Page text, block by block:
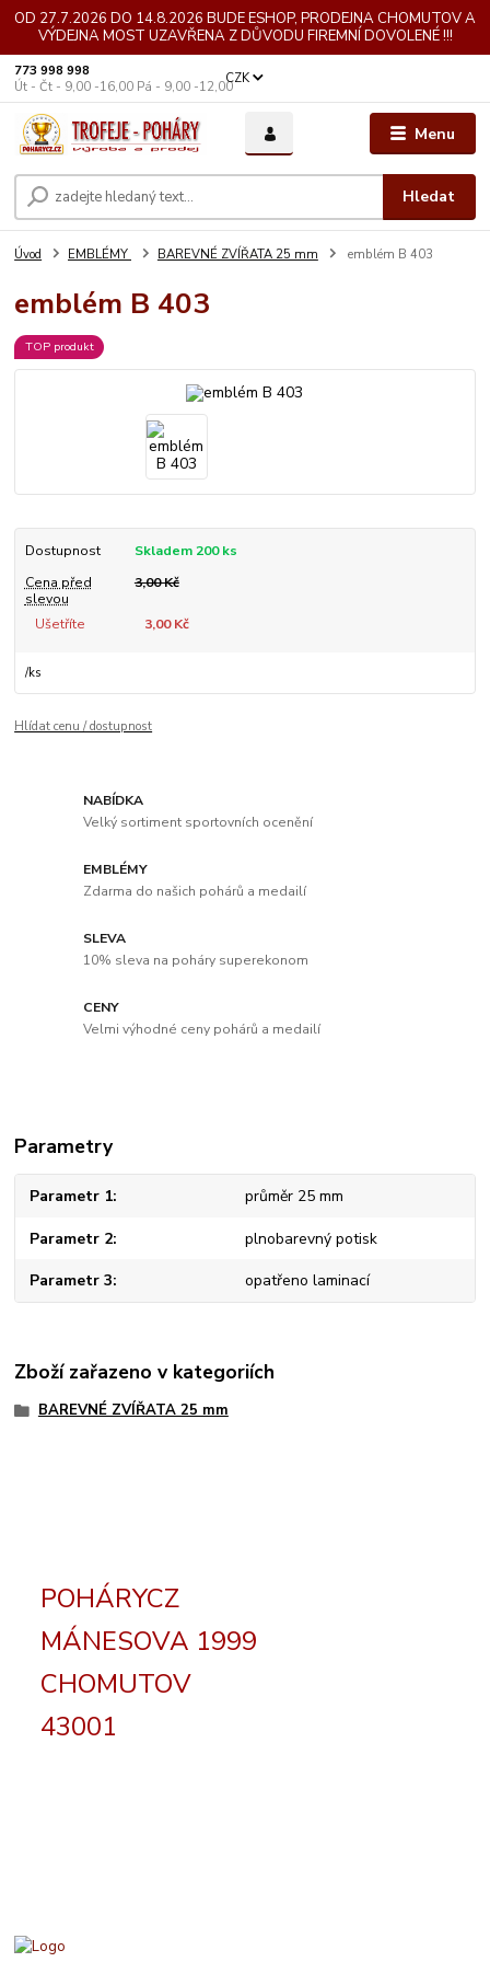
OD 27.7.2026 DO 14.8.2026 BUDE ESHOP, PRODEJNA CHOMUTOV A
VÝDEJNA MOST UZAVŘENA Z DŮVODU FIREMNÍ DOVOLENÉ !!!
Menu
CZK
Hledat
773 998 998
Út - Čt - 9,00 -16,00 Pá - 9,00 -12,00
Úvod EMBLÉMY BAREVNÉ ZVÍŘATA 25 mm emblém B 403
emblém B 403
TOP produkt
Dostupnost
Skladem 200 ks
Cena před
slevou
3,00 Kč
Ušetříte 3,00 Kč
/ks
Hlídat cenu / dostupnost
NABÍDKA
Velký sortiment sportovních ocenění
EMBLÉMY
Zdarma do našich pohárů a medailí
SLEVA
10% sleva na poháry superekonom
CENY
Velmi výhodné ceny pohárů a medailí
Parametry
Parametr 1 průměr 25 mm
Parametr 2 plnobarevný potisk
Parametr 3 opatřeno laminací
Zboží zařazeno v kategoriích
BAREVNÉ ZVÍŘATA 25 mm
POHÁRYCZ
MÁNESOVA 1999
CHOMUTOV
43001